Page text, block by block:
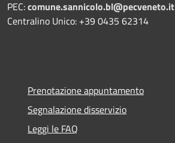
PEC:comune.sannicolo.bl@pecveneto.it
Centralino Unico: +39 0435 62314
Prenotazione appuntamento
Segnalazione disservizio
Leggi le FAQ